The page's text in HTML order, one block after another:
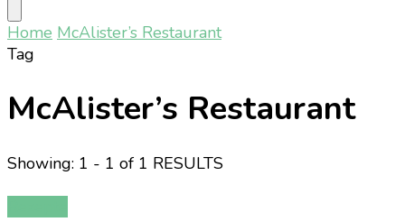
Home McAlister’s Restaurant
Tag
McAlister’s Restaurant
Showing: 1 - 1 of 1 RESULTS